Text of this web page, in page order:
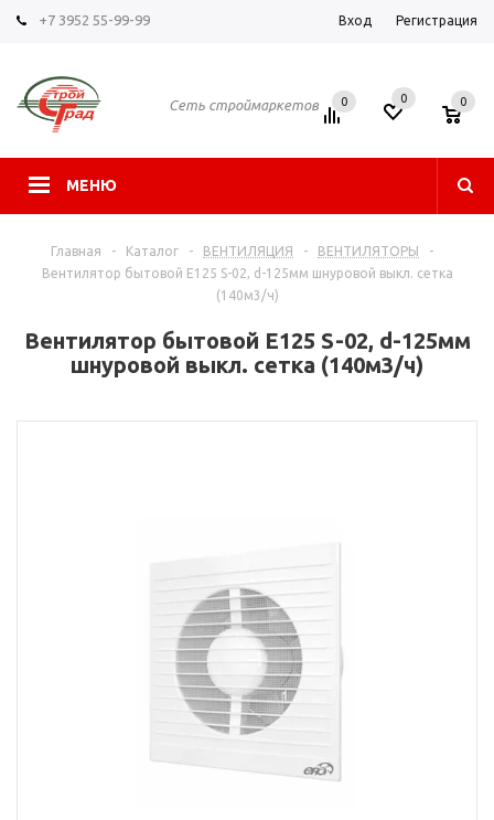
+7 3952 55-99-99 Вход Регистрация
Сеть строймаркетов
МЕНЮ
0 0 0
Главная - Каталог - ВЕНТИЛЯЦИЯ - ВЕНТИЛЯТОРЫ
-
Вентилятор бытовой E125 S-02, d-125мм шнуровой выкл. сетка
(140м3/ч)
Вентилятор бытовой E125 S-02, d-125мм
шнуровой выкл. сетка (140м3/ч)